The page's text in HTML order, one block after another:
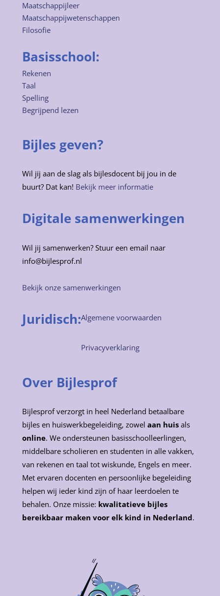
Maatschappijleer
Maatschappijwetenschappen
Filosofie
Basisschool:
Rekenen
Taal
Spelling
Begrijpend lezen
Bijles geven?
Wil jij aan de slag als bijlesdocent bij jou in de
buurt? Dat kan! Bekijk meer informatie
Digitale samenwerkingen
Wil jij samenwerken? Stuur een email naar
info@bijlesprof.nl
Bekijk onze samenwerkingen
Juridisch:Algemene voorwaarden
Privacyverklaring
Over Bijlesprof
Bijlesprof verzorgt in heel Nederland betaalbare
bijles en huiswerkbegeleiding, zowel aan huisals
online. We ondersteunen basisschoolleerlingen,
middelbare scholieren en studenten in alle vakken,
van rekenen en taal tot wiskunde, Engels en meer.
Met ervaren docenten en persoonlijke begeleiding
helpen wij ieder kind zijn of haar leerdoelen te
behalen. Onze missie: kwalitatieve bijles
bereikbaar maken voor elk kind in Nederland.